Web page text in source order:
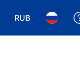
RUB
Выберите